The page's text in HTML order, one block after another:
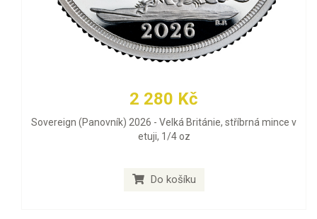
2 280 Kč
Sovereign (Panovník) 2026 - Velká Británie, stříbrná mince v
etuji, 1/4 oz
Do košíku